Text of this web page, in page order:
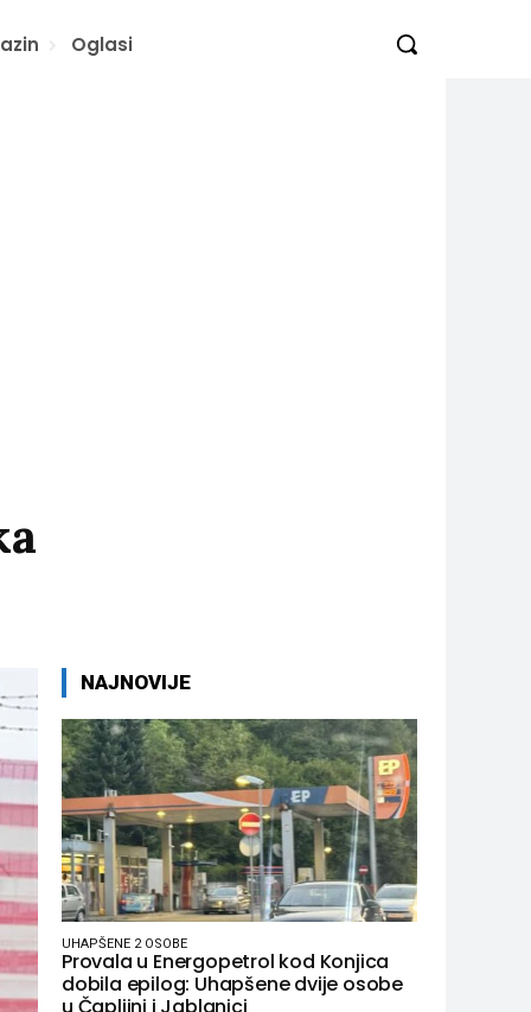
Oglasi
NAJNOVIJE
UHAPŠENE 2 OSOBE
Provala u Energopetrol kod Konjica
dobila epilog: Uhapšene dvije osobe